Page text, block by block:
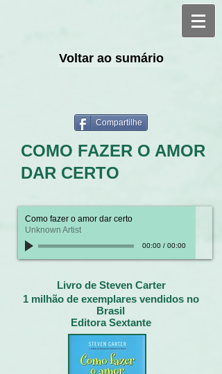
Livro de Steven Carter
1 milhão de exemplares vendidos no
Brasil
Editora Sextante
Compartilhe
Como fazer o amor dar certo
Unknown Artist
00:00/ 00:00
Voltar ao sumário
COMO FAZER O AMOR
DAR CERTO